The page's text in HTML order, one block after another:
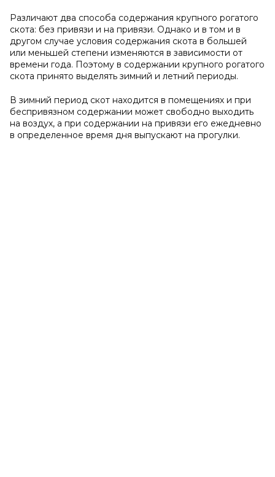
Различают два способа содержания крупного рогатого
скота: без привязи и на привязи. Однако и в том и в
другом случае условия содержания скота в большей
или меньшей степени изменяются в зависимости от
времени года. Поэтому в содержании крупного рогатого
скота принято выделять зимний и летний периоды.
В зимний период скот находится в помещениях и при
беспривязном содержании может свободно выходить
на воздух, а при содержании на привязи его ежедневно
в определенное время дня выпускают на прогулки.